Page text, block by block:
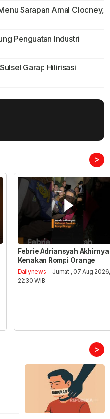
Sarapan Amal Clooney,
Penguatan Industri
Garap Hilirisasi
>
Febrie Adriansyah Akhirnya
Kenakan Rompi Orange
Dailynews - Jumat , 07 Aug 2026,
22:30 WIB
>